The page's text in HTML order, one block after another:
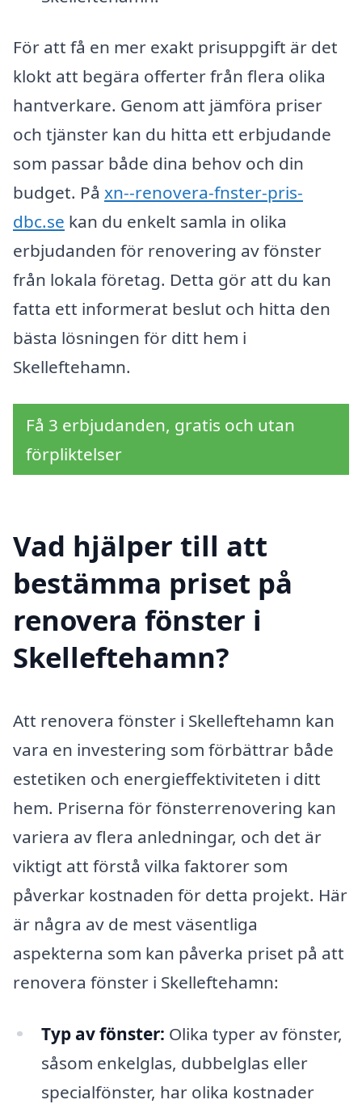
För att få en mer exakt prisuppgift är det
klokt att begära offerter från flera olika
hantverkare. Genom att jämföra priser
och tjänster kan du hitta ett erbjudande
som passar både dina behov och din
budget. På xn--renovera-fnster-pris-
dbc.se kan du enkelt samla in olika
erbjudanden för renovering av fönster
från lokala företag. Detta gör att du kan
fatta ett informerat beslut och hitta den
bästa lösningen för ditt hem i
Skelleftehamn.
Få 3 erbjudanden, gratis och utan
förpliktelser
Vad hjälper till att
bestämma priset på
renovera fönster i
Skelleftehamn?
Att renovera fönster i Skelleftehamn kan
vara en investering som förbättrar både
estetiken och energieffektiviteten i ditt
hem. Priserna för fönsterrenovering kan
variera av flera anledningar, och det är
viktigt att förstå vilka faktorer som
påverkar kostnaden för detta projekt. Här
är några av de mest väsentliga
aspekterna som kan påverka priset på att
renovera fönster i Skelleftehamn:
Typ av fönster: Olika typer av fönster,
såsom enkelglas, dubbelglas eller
specialfönster, har olika kostnader